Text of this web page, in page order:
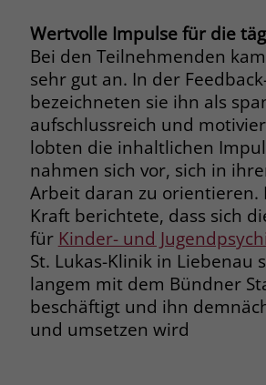
Wertvolle Impulse für die
Bei den Teilnehmenden
sehr gut an. In der
bezeichneten sie ihn als
aufschlussreich und
lobten die inhaltlichen
nahmen sich vor, sich in
Arbeit daran zu orientieren.
Kraft berichtete, dass sich
für Kinder- und
St. Lukas-Klinik in Liebenau
langem mit dem Bündner
beschäftigt und ihn
und umsetzen wird